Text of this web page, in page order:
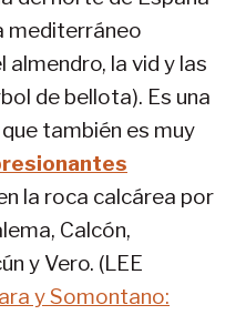
mediterráneo
almendro, la vid y las
de bellota). Es una
también es muy
la roca calcárea por
Calcón,
y Vero. (LEE
y Somontano: